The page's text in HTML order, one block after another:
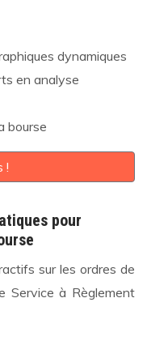
dynamiques
en analyse
bourse
!
pour
sur les ordres de
Service à Règlement